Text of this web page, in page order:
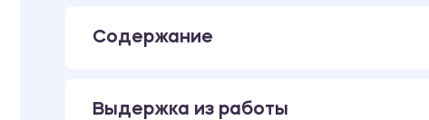
Содержание
Выдержка из работы